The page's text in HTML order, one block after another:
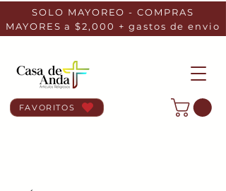
SOLO MAYOREO - COMPRAS
MAYORES a $2,000 + gastos de envio
FAVORITOS